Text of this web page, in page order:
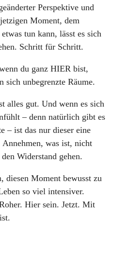
Perspektive und
Moment, dem
tun kann, lässt es sich
Schritt für Schritt.
du ganz HIER bist,
unbegrenzte Räume.
alles gut. Und wenn es sich
– denn natürlich gibt es
– ist das nur dieser eine
was ist, nicht
Widerstand gehen.
diesen Moment bewusst zu
so viel intensiver.
Hier sein. Jetzt. Mit